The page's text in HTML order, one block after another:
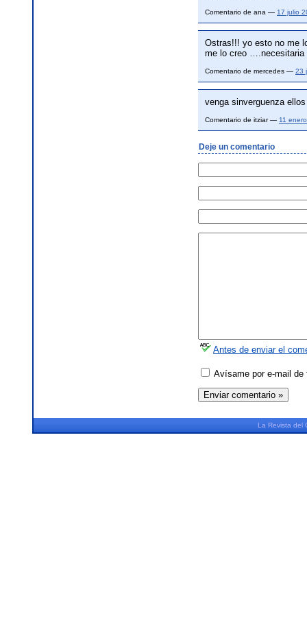
Comentario de ana — 17 julio
Ostras!!! yo esto no me
me lo creo
Comentario de mercedes — 23
venga sinverguenza
Comentario de itziar — 11
Deje un comentario
Antes de enviar el
Avísame por e-mail de
La Revista del